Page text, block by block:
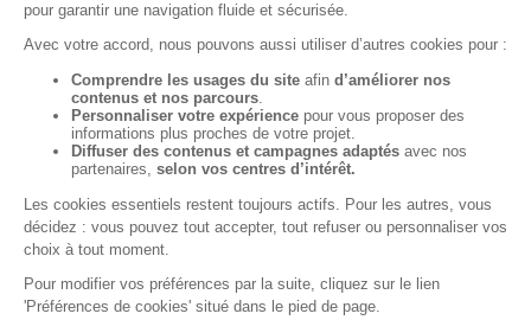
Établissement
supérieur privé,
Association à but non
lucratif, tous droits
réservés – Mise à jour
site : Janvier 2026
Charte des données
personnelles